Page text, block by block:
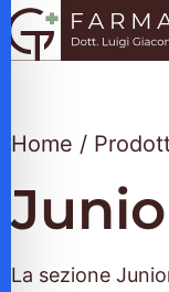
Home /
La sezione